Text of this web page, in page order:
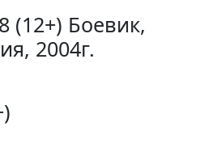
Боевик,
2004г.